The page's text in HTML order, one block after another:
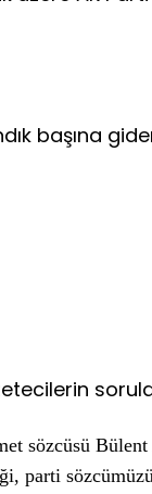
başına
sözcüsü Bülent
parti